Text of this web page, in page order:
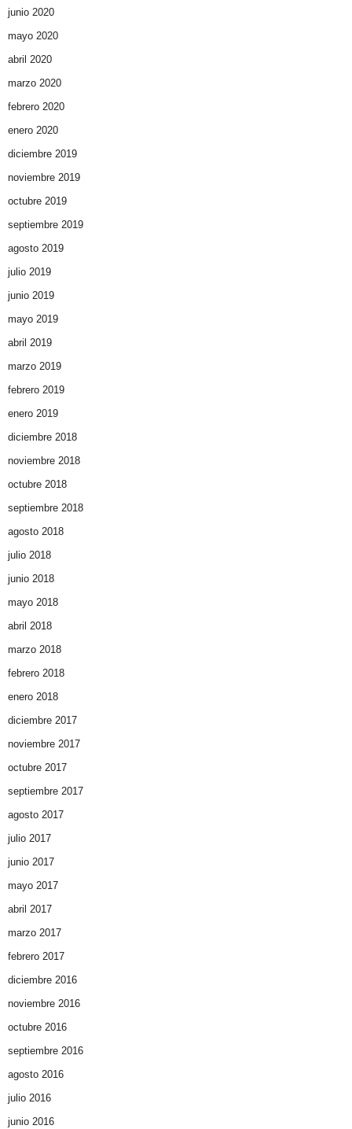
junio 2020
mayo 2020
abril 2020
marzo 2020
febrero 2020
enero 2020
diciembre 2019
noviembre 2019
octubre 2019
septiembre 2019
agosto 2019
julio 2019
junio 2019
mayo 2019
abril 2019
marzo 2019
febrero 2019
enero 2019
diciembre 2018
noviembre 2018
octubre 2018
septiembre 2018
agosto 2018
julio 2018
junio 2018
mayo 2018
abril 2018
marzo 2018
febrero 2018
enero 2018
diciembre 2017
noviembre 2017
octubre 2017
septiembre 2017
agosto 2017
julio 2017
junio 2017
mayo 2017
abril 2017
marzo 2017
febrero 2017
diciembre 2016
noviembre 2016
octubre 2016
septiembre 2016
agosto 2016
julio 2016
junio 2016